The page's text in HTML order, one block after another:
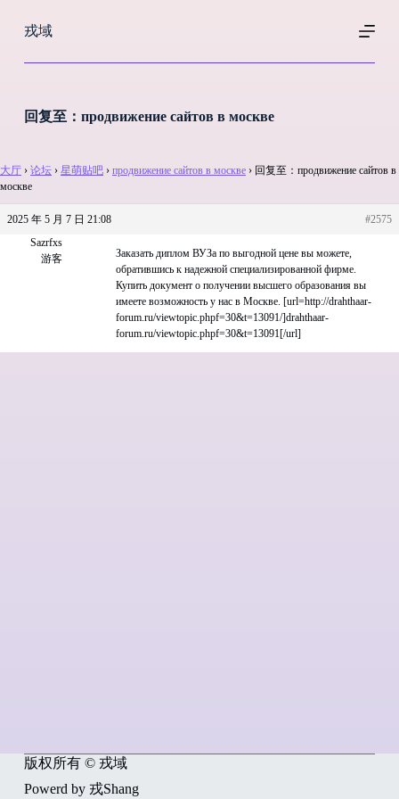
过
戎域
回复至：продвижение сайтов в москве
大厅 › 论坛 › 星萌贴吧 › продвижение сайтов в москве › 回复至：продвижение сайтов в
москве
2025 年 5 月 7 日 21:08
#2575
Sazrfxs
游客
Заказать диплом ВУЗа по выгодной цене вы можете,
обратившись к надежной специализированной фирме.
Купить документ о получении высшего образования вы
имеете возможность у нас в Москве. [url=http://drahthaar-
forum.ru/viewtopic.phpf=30&t=13091/]drahthaar-
forum.ru/viewtopic.phpf=30&t=13091[/url]
版权所有 © 戎域
Powerd by 戎Shang